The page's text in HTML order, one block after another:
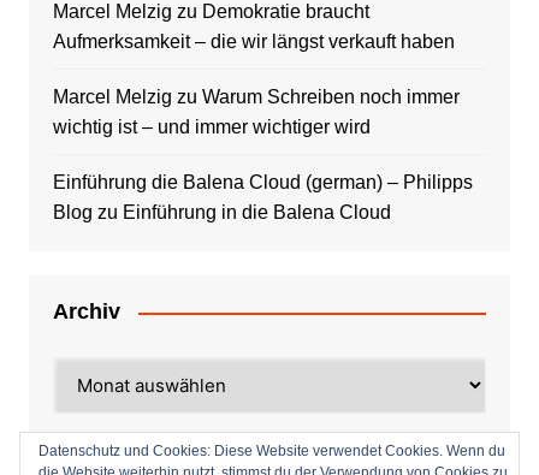
Marcel Melzig zu Demokratie braucht
Aufmerksamkeit – die wir längst verkauft haben
Marcel Melzig zu Warum Schreiben noch immer
wichtig ist – und immer wichtiger wird
Einführung die Balena Cloud (german) – Philipps
Blog zu Einführung in die Balena Cloud
Archiv
Datenschutz und Cookies: Diese Website verwendet Cookies. Wenn du